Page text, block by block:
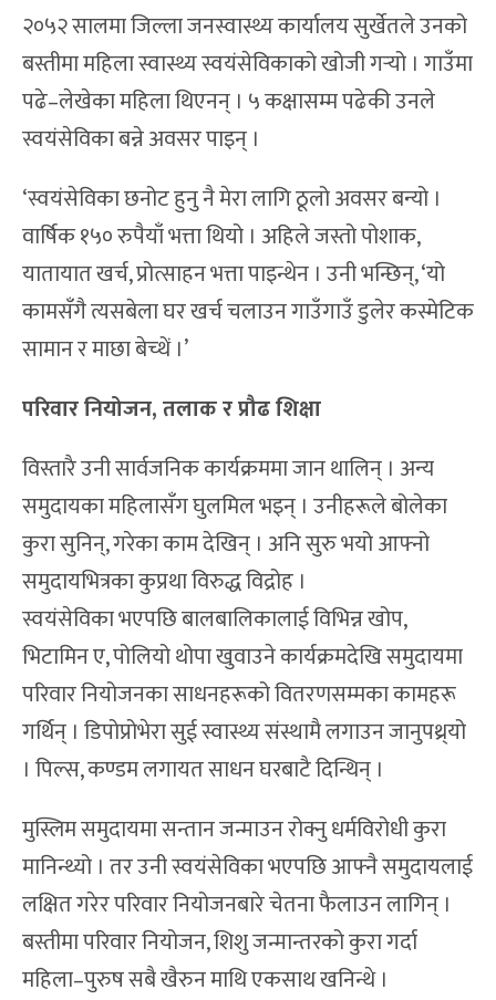
२०५२ सालमा जिल्ला जनस्वास्थ्य कार्यालय सुर्खेतले उनको
बस्तीमा महिला स्वास्थ्य स्वयंसेविकाको खोजी गर्‍यो । गाउँमा
पढे–लेखेका महिला थिएनन् । ५ कक्षासम्म पढेकी उनले
स्वयंसेविका बन्ने अवसर पाइन् ।
‘स्वयंसेविका छनोट हुनु नै मेरा लागि ठूलो अवसर बन्यो ।
वार्षिक १५० रुपैयाँ भत्ता थियो । अहिले जस्तो पोशाक,
यातायात खर्च, प्रोत्साहन भत्ता पाइन्थेन । उनी भन्छिन्, ‘यो
कामसँगै त्यसबेला घर खर्च चलाउन गाउँगाउँ डुलेर कस्मेटिक
सामान र माछा बेच्थें ।’
परिवार नियोजन, तलाक र प्रौढ शिक्षा
विस्तारै उनी सार्वजनिक कार्यक्रममा जान थालिन् । अन्य
समुदायका महिलासँग घुलमिल भइन् । उनीहरूले बोलेका
कुरा सुनिन्, गरेका काम देखिन् । अनि सुरु भयो आफ्नो
समुदायभित्रका कुप्रथा विरुद्ध विद्रोह ।
स्वयंसेविका भएपछि बालबालिकालाई विभिन्न खोप,
भिटामिन ए, पोलियो थोपा खुवाउने कार्यक्रमदेखि समुदायमा
परिवार नियोजनका साधनहरूको वितरणसम्मका कामहरू
गर्थिन् । डिपोप्रोभेरा सुई स्वास्थ्य संस्थामै लगाउन जानुपथ्र्यो
। पिल्स, कण्डम लगायत साधन घरबाटै दिन्थिन् ।
मुस्लिम समुदायमा सन्तान जन्माउन रोक्नु धर्मविरोधी कुरा
मानिन्थ्यो । तर उनी स्वयंसेविका भएपछि आफ्नै समुदायलाई
लक्षित गरेर परिवार नियोजनबारे चेतना फैलाउन लागिन् ।
बस्तीमा परिवार नियोजन, शिशु जन्मान्तरको कुरा गर्दा
महिला–पुरुष सबै खैरुन माथि एकसाथ खनिन्थे ।